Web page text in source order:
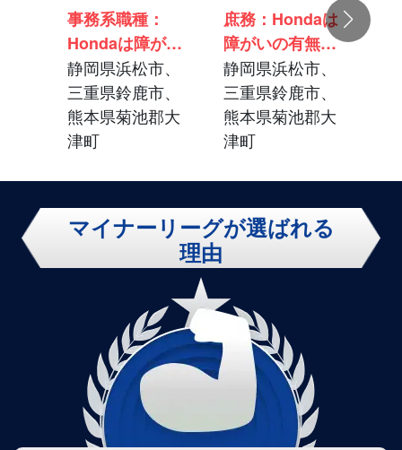
事務系職種：
Hondaは障がい
の有無に関わら
ず活躍できる風
土と共生職場を
目指します_静
静岡県浜松市、
三重県鈴鹿市、
熊本県菊池郡大
津町
庶務：Hondaは
障がいの有無に
関わらず活躍で
きる風土と共生
職場を目指しま
す_静岡/三重/熊
静岡県浜松市、
三重県鈴鹿市、
熊本県菊池郡大
津町
マイナーリーグが選ばれる
理由